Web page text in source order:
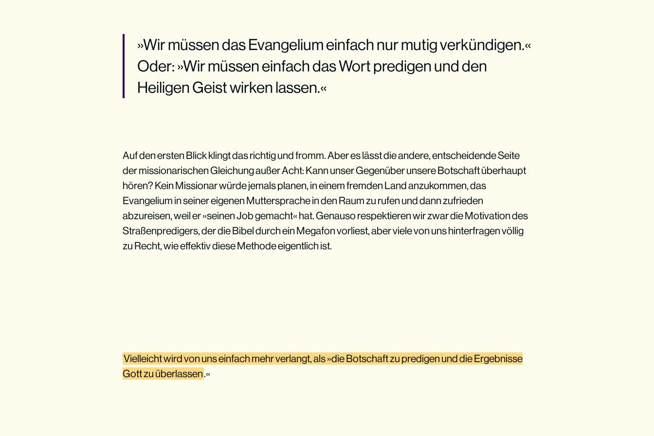
»Wir müssen das Evangelium einfach nur mutig verkündigen.«
Oder: »Wir müssen einfach das Wort predigen und den
Heiligen Geist wirken lassen.«
Auf den ersten Blick klingt das richtig und fromm. Aber es lässt die andere, entscheidende Seite
der missionarischen Gleichung außer Acht: Kann unser Gegenüber unsere Botschaft überhaupt
hören? Kein Missionar würde jemals planen, in einem fremden Land anzukommen, das
Evangelium in seiner eigenen Muttersprache in den Raum zu rufen und dann zufrieden
abzureisen, weil er »seinen Job gemacht« hat. Genauso respektieren wir zwar die Motivation des
Straßenpredigers, der die Bibel durch ein Megafon vorliest, aber viele von uns hinterfragen völlig
zu Recht, wie effektiv diese Methode eigentlich ist.
Vielleicht wird von uns einfach mehr verlangt, als »die Botschaft zu predigen und die Ergebnisse
Gott zu überlassen.«